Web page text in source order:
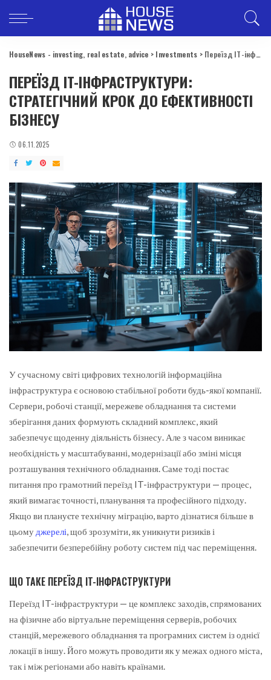
HouseNews - investing, real estate, advice > Investments > Переїзд IT-інфраструктури: стратегічний крок до ефективності бізнесу
ПЕРЕЇЗД IT-ІНФРАСТРУКТУРИ:
СТРАТЕГІЧНИЙ КРОК ДО ЕФЕКТИВНОСТІ
БІЗНЕСУ
06.11.2025
У сучасному світі цифрових технологій інформаційна
інфраструктура є основою стабільної роботи будь-якої компанії.
Сервери, робочі станції, мережеве обладнання та системи
зберігання даних формують складний комплекс, який
забезпечує щоденну діяльність бізнесу. Але з часом виникає
необхідність у масштабуванні, модернізації або зміні місця
розташування технічного обладнання. Саме тоді постає
питання про грамотний переїзд IT-інфраструктури — процес,
який вимагає точності, планування та професійного підходу.
Якщо ви плануєте технічну міграцію, варто дізнатися більше в
цьому джерелі, щоб зрозуміти, як уникнути ризиків і
забезпечити безперебійну роботу систем під час переміщення.
ЩО ТАКЕ ПЕРЕЇЗД IT-ІНФРАСТРУКТУРИ
Переїзд IT-інфраструктури — це комплекс заходів, спрямованих
на фізичне або віртуальне переміщення серверів, робочих
станцій, мережевого обладнання та програмних систем із однієї
локації в іншу. Його можуть проводити як у межах одного міста,
так і між регіонами або навіть країнами.